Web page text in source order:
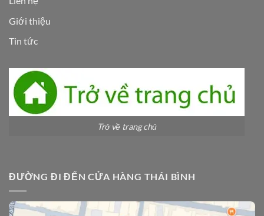
Giới thiệu
Tin tức
Trở về trang chủ
ĐƯỜNG ĐI ĐẾN CỬA HÀNG THÁI BÌNH